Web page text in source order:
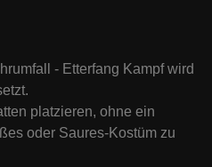
- Etterfang Kampf wird
platzieren, ohne ein
oder Saures-Kostüm zu